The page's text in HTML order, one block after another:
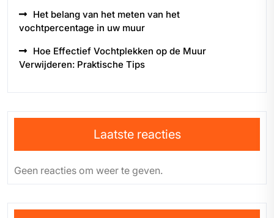
Het belang van het meten van het
vochtpercentage in uw muur
Hoe Effectief Vochtplekken op de Muur
Verwijderen: Praktische Tips
Laatste reacties
Geen reacties om weer te geven.